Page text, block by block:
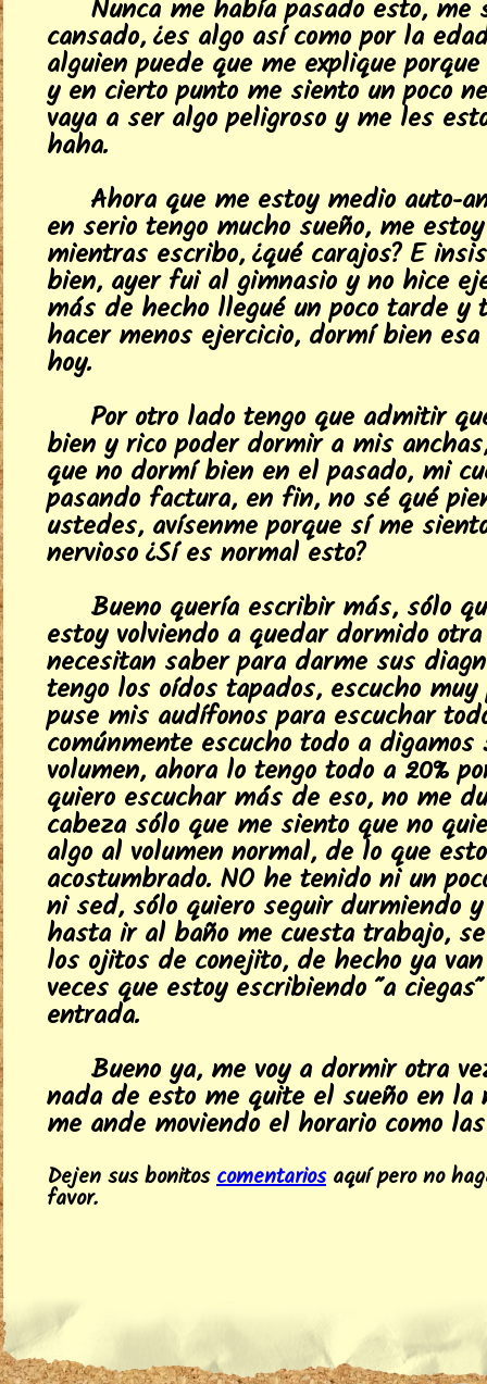
Nunca me había pasado esto, me
cansado, ¿es algo así como por la
alguien puede que me explique
y en cierto punto me siento un poco
vaya a ser algo peligroso y me les
haha.
Ahora que me estoy medio auto-
en serio tengo mucho sueño, me
mientras escribo, ¿qué carajos? E
bien, ayer fui al gimnasio y no hice
más de hecho llegué un poco tarde y
hacer menos ejercicio, dormí bien
hoy.
Por otro lado tengo que admitir
bien y rico poder dormir a mis
que no dormí bien en el pasado, mi
pasando factura, en fin, no sé qué
ustedes, avísenme porque sí me
nervioso ¿Sí es normal esto?
Bueno quería escribir más, sólo
estoy volviendo a quedar dormido
necesitan saber para darme sus
tengo los oídos tapados, escucho
puse mis audífonos para escuchar
comúnmente escucho todo a digamos
volumen, ahora lo tengo todo a 20%
quiero escuchar más de eso, no me
cabeza sólo que me siento que no
algo al volumen normal, de lo que
acostumbrado. NO he tenido ni un
ni sed, sólo quiero seguir durmiendo
hasta ir al baño me cuesta trabajo,
los ojitos de conejito, de hecho ya
veces que estoy escribiendo "a
entrada.
Bueno ya, me voy a dormir otra
nada de esto me quite el sueño en la
me ande moviendo el horario como
Dejen sus bonitoscomentariosaquí pero no
favor.